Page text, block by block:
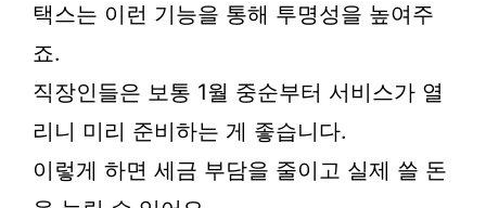
택스는 이런 기능을 통해 투명성을 높여주
죠.
직장인들은 보통 1월 중순부터 서비스가 열
리니 미리 준비하는 게 좋습니다.
이렇게 하면 세금 부담을 줄이고 실제 쓸 돈